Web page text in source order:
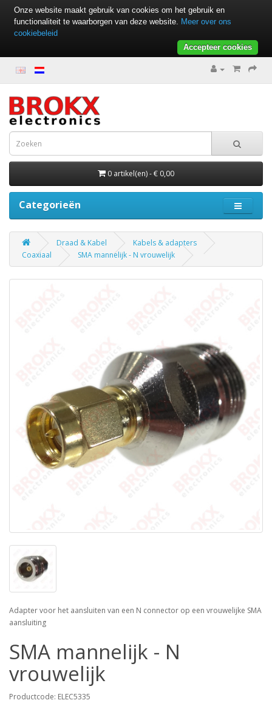
0 artikel(en) - € 0,00
Categorieën
Draad & Kabel
Kabels & adapters
Coaxiaal
SMA mannelijk - N vrouwelijk
Adapter voor het aansluiten van een N connector op een vrouwelijke SMA
aansluiting
SMA mannelijk - N
vrouwelijk
Productcode: ELEC5335
Onze website maakt gebruik van cookies om het gebruik en
functionaliteit te waarborgen van deze website. Meer over ons
cookiebeleid
Accepteer cookies